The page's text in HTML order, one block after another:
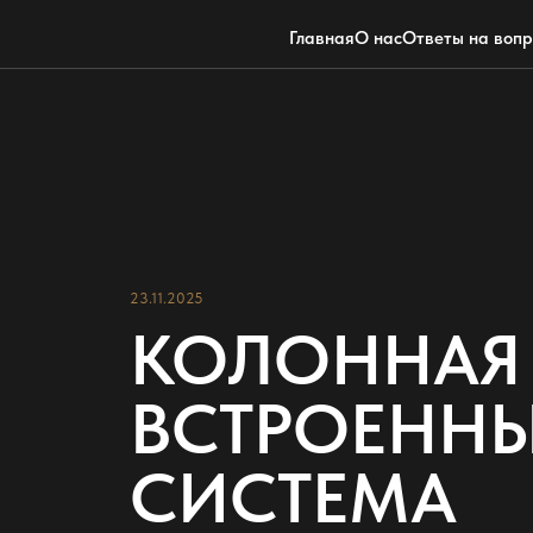
ГлавнаяО насОтветы на
23.11.2025
КОЛОННАЯ
СИСТЕМА